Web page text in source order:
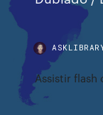
Assistir flash